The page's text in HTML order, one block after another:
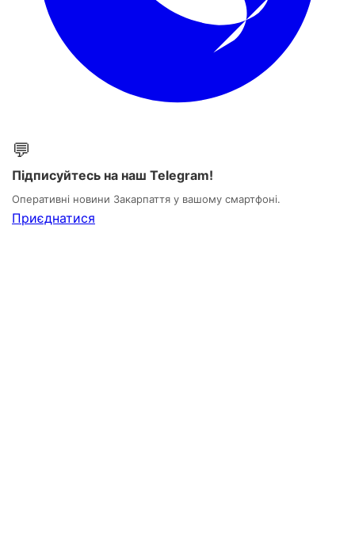
💬
Підписуйтесь на наш Telegram!
Оперативні новини Закарпаття у вашому смартфоні.
Приєднатися